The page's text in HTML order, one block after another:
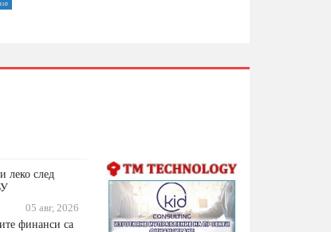
леко след
05 авг, 2026
финанси са